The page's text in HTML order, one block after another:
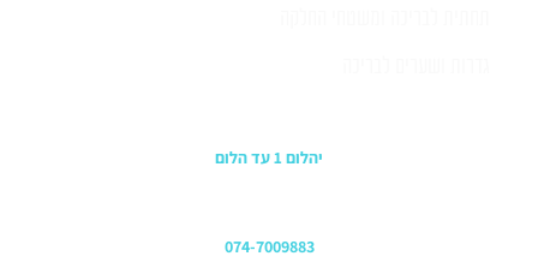
יהלום 1 עד הלום
074-7009883